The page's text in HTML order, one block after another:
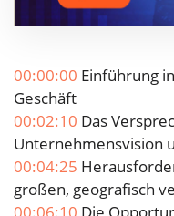
00:00:00 Einführung
Geschäft
00:02:10 Das
Unternehmensvision
00:04:25
großen, geografisch
00:06:10 Die